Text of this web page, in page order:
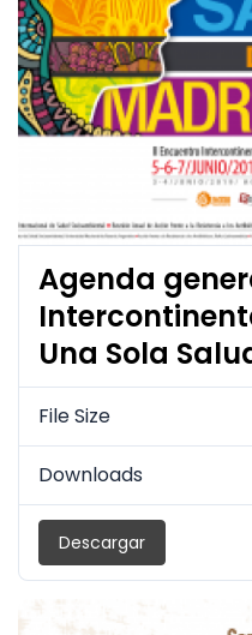
Agenda
Una Sola
File Size
Downloads
Descargar